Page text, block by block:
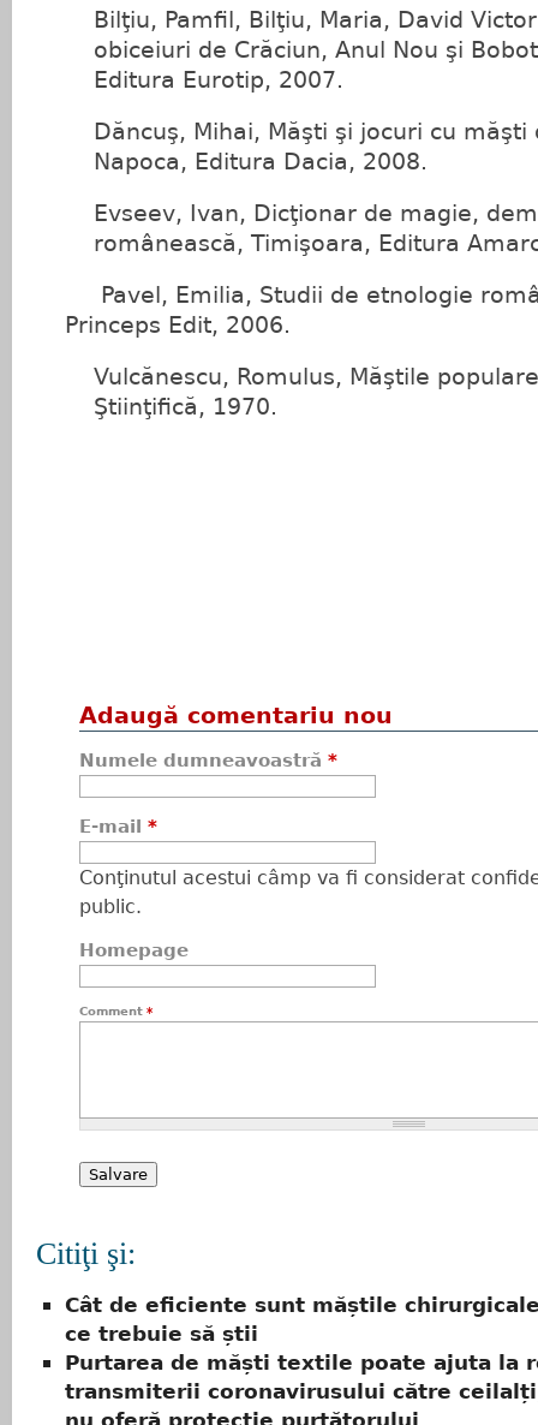
Bilţiu, Pamfil, Bilţiu, Maria, David
obiceiuri de Crăciun, Anul Nou şi
Editura Eurotip, 2007.
Dăncuş, Mihai, Măşti şi jocuri cu
Napoca, Editura Dacia, 2008.
Evseev, Ivan, Dicţionar de magie,
românească, Timişoara, Editura
Pavel, Emilia, Studii de etnologie
Princeps Edit, 2006.
Vulcănescu, Romulus, Măştile
Ştiinţifică, 1970.
Adaugă comentariu nou
Numele dumneavoastră *
E-mail *
Conţinutul acestui câmp va fi considerat
public.
Homepage
Comment *
Citiţi şi:
Cât de eficiente sunt măștile
ce trebuie să știi
Purtarea de măști textile poate ajuta la
transmiterii coronavirusului către
nu oferă protecție purtătorului